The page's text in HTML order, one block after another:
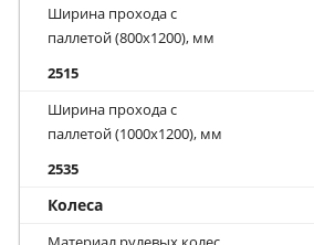
Ширина прохода с
паллетой (800х1200), мм
2515
Ширина прохода с
паллетой (1000х1200), мм
2535
Колеса